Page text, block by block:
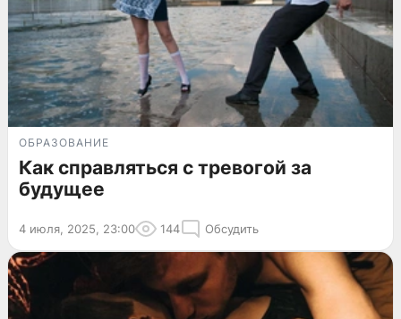
ОБРАЗОВАНИЕ
Как справляться с тревогой за
будущее
4 июля, 2025, 23:00 144 Обсудить